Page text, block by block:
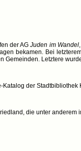
der AGJuden im Wandel
bekamen. Bei
Gemeinden. Letztere
der
die unter